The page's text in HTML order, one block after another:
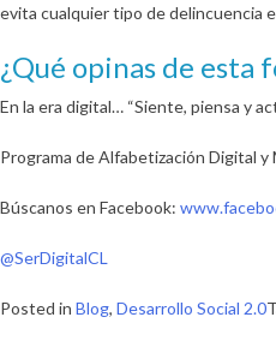
evita cualquier tipo de delincuencia
¿Qué opinas de esta
En la era digital… “Siente, piensa y
Programa de Alfabetización Digital y
Búscanos en Facebook:
@SerDigitalCL
Posted in Blog, Desarrollo Social 2.0